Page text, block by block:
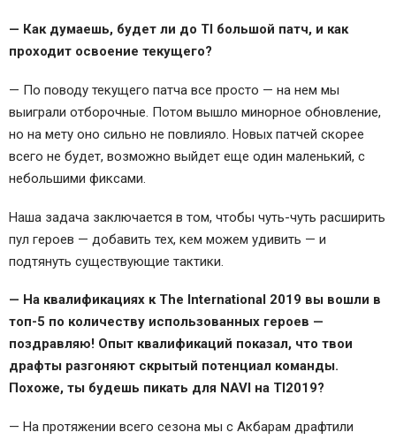
— Как думаешь, будет ли до TI большой патч, и как
проходит освоение текущего?
— По поводу текущего патча все просто — на нем мы
выиграли отборочные. Потом вышло минорное обновление,
но на мету оно сильно не повлияло. Новых патчей скорее
всего не будет, возможно выйдет еще один маленький, с
небольшими фиксами.
Наша задача заключается в том, чтобы чуть-чуть расширить
пул героев — добавить тех, кем можем удивить — и
подтянуть существующие тактики.
— На квалификациях к The International 2019 вы вошли в
топ-5 по количеству использованных героев —
поздравляю! Опыт квалификаций показал, что твои
драфты разгоняют скрытый потенциал команды.
Похоже, ты будешь пикать для NAVI на TI2019?
— На протяжении всего сезона мы с Акбарам драфтили